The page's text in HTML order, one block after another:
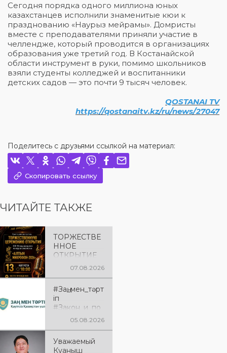
Сегодня порядка одного миллиона юных
казахстанцев исполнили знаменитые кюи к
празднованию «Наурыз мейрамы». Домристы
вместе с преподавателями приняли участие в
челлендже, который проводится в организациях
образования уже третий год. В Костанайской
области инструмент в руки, помимо школьников
взяли студенты колледжей и воспитанники
детских садов — это почти 9 тысяч человек.
QOSTANAI TV
https://qostanaitv.kz/ru/news/27047
Поделитесь с друзьями ссылкой на материал:
Скопировать ссылку
ЧИТАЙТЕ ТАКЖЕ
ТОРЖЕСТВЕ
ННОЕ
ОТКРЫТИЕ
«АЛТЫН
Приглашаем
вас на
торжественн
церемонию
открытия XXII
Международ
07.08.2026
#Заң_мен_тәрт
іп
#Закон_и_по
рядок05.08.2026
Уважаемый
Куаныш